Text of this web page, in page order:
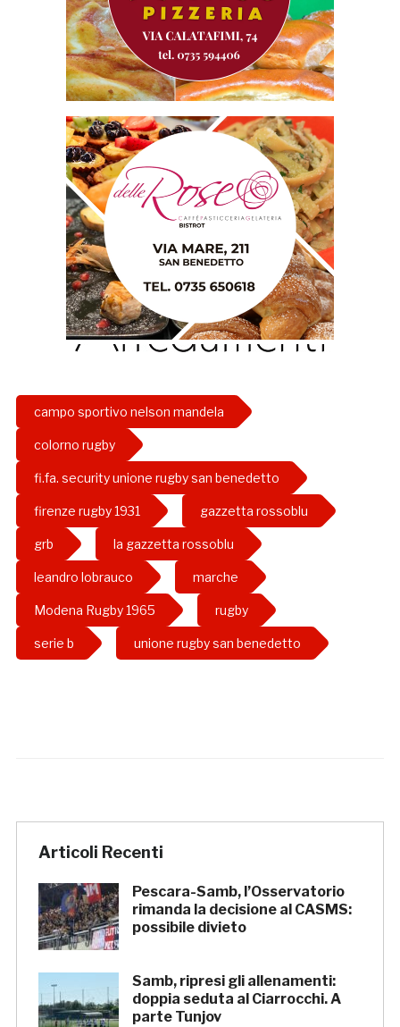
campo sportivo nelson mandela
colorno rugby
fi.fa. security unione rugby san benedetto
firenze rugby 1931 gazzetta rossoblu
grb la gazzetta rossoblu
leandro lobrauco marche
Modena Rugby 1965 rugby
serie b unione rugby san benedetto
Articoli Recenti
Pescara-Samb, l’Osservatorio
rimanda la decisione al CASMS:
possibile divieto
Samb, ripresi gli allenamenti:
doppia seduta al Ciarrocchi. A
parte Tunjov